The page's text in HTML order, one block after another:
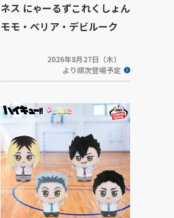
ネス にゃーるずこれくしょん
モモ・ベリア・デビルーク
2026年8月27日（木）
より順次登場予定